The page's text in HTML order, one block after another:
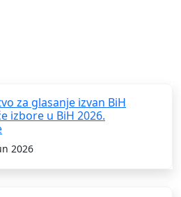
za glasanje izvan BiH
izbore u BiH 2026.
2026